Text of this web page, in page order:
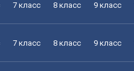
7 класс 8 класс 9 класс
7 класс 8 класс 9 класс